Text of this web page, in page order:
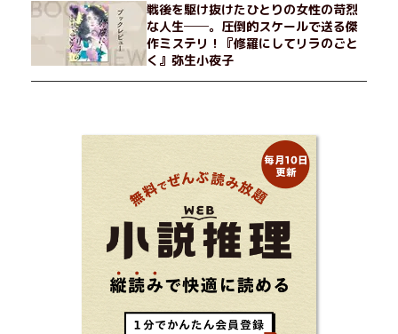
戦後を駆け抜けたひとりの女性の苛烈
な人生──。圧倒的スケールで送る傑
作ミステリ！『修羅にしてリラのごと
く』弥生小夜子